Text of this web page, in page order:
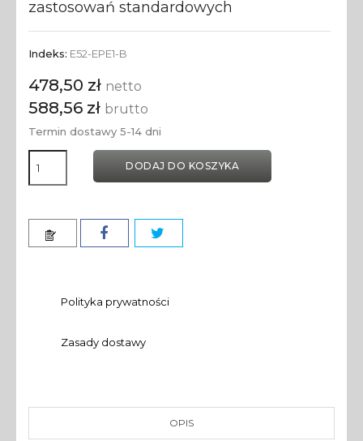
zastosowań standardowych
Indeks: E52-EPE1-B
478,50 zł netto
588,56 zł brutto
Termin dostawy 5-14 dni
DODAJ DO KOSZYKA
Polityka prywatności
Zasady dostawy
OPIS